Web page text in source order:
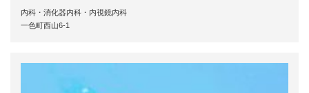
内科・消化器内科・内視鏡内科
一色町西山6-1